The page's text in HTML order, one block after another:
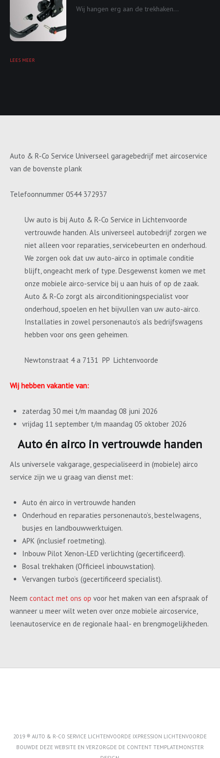
Wij hangen erg aan de trekhaken...
LEES MEER
Auto & R-Co Service Universeel garagebedrijf met aircoservice
van de bovenste plank
Telefoonnummer 0544 372937
Uw auto is bij Auto & R-Co Service in Lichtenvoorde
vertrouwde handen. Als universeel autobedrijf zorgen we
niet alleen voor reparaties, servicebeurten en onderhoud.
We zorgen ook dat uw auto-airco in optimale conditie
blijft, ongeacht merk of type. Desgewenst komen we met
onze mobiele airco-service bij u aan huis of op de zaak.
Auto & R-Co zorgt als airconditioningspecialist voor
onderhoud, spoelen en het bijvullen van uw auto-airco.
Installaties in zowel personenauto’s als bedrijfswagens
hebben voor ons geen geheimen.
Newtonstraat 4 a 7131 PP Lichtenvoorde
Wij hebben vakantie van:
zaterdag 30 mei t/m maandag 08 juni 2026
vrijdag 11 september t/m maandag 05 oktober 2026
Auto én airco in vertrouwde handen
Als universele vakgarage, gespecialiseerd in (mobiele) airco
service zijn we u graag van dienst met:
Auto én airco in vertrouwde handen
Onderhoud en reparaties personenauto’s, bestelwagens,
busjes en landbouwwerktuigen.
APK (inclusief roetmeting).
Inbouw Pilot Xenon-LED verlichting (gecertificeerd).
Bosal trekhaken (Officieel inbouwstation).
Vervangen turbo’s (gecertificeerd specialist).
Neem contact met ons op voor het maken van een afspraak of
wanneer u meer wilt weten over onze mobiele aircoservice,
leenautoservice en de regionale haal- en brengmogelijkheden.
2019 ® AUTO & R-CO SERVICE LICHTENVOORDE IXPRESSION LICHTENVOORDE
BOUWDE DEZE WEBSITE EN VERZORGDE DE CONTENT TEMPLATEMONSTER